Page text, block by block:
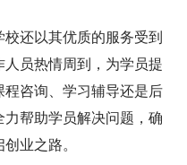
还以其优质的服务受到
员热情周到，为学员提
咨询、学习辅导还是后
帮助学员解决问题，确
业之路。